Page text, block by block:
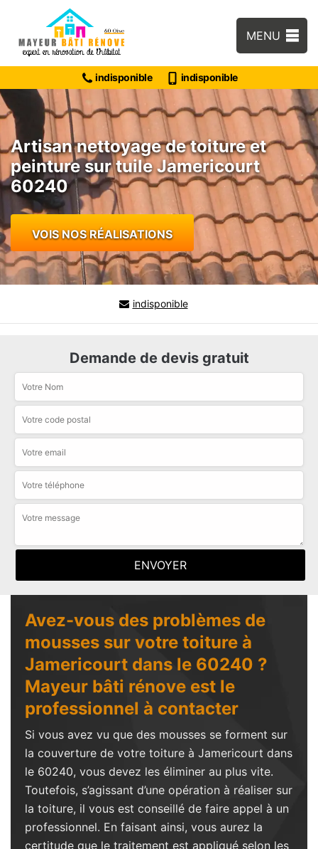
MENU
indisponible indisponible
Artisan nettoyage de toiture et
peinture sur tuile Jamericourt
60240
VOIS NOS RÉALISATIONS
indisponible
Demande de devis gratuit
Avez-vous des problèmes de
mousses sur votre toiture à
Jamericourt dans le 60240 ?
Mayeur bâti rénove est le
professionnel à contacter
Si vous avez vu que des mousses se forment sur
la couverture de votre toiture à Jamericourt dans
le 60240, vous devez les éliminer au plus vite.
Toutefois, s’agissant d’une opération à réaliser sur
la toiture, il vous est conseillé de faire appel à un
professionnel. En faisant ainsi, vous aurez la
certitude que le traitement est appliqué selon les